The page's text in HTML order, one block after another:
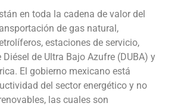
en toda la cadena de valor del
de gas natural,
estaciones de servicio,
de Ultra Bajo Azufre (DUBA) y
El gobierno mexicano está
del sector energético y no
las cuales son